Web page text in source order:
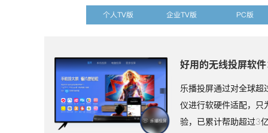
个人TV版 企业TV版 PC版
好用的无线投屏软
乐播投屏通过对全球超
仪进行软硬件适配，只
验，已累计帮助超过3